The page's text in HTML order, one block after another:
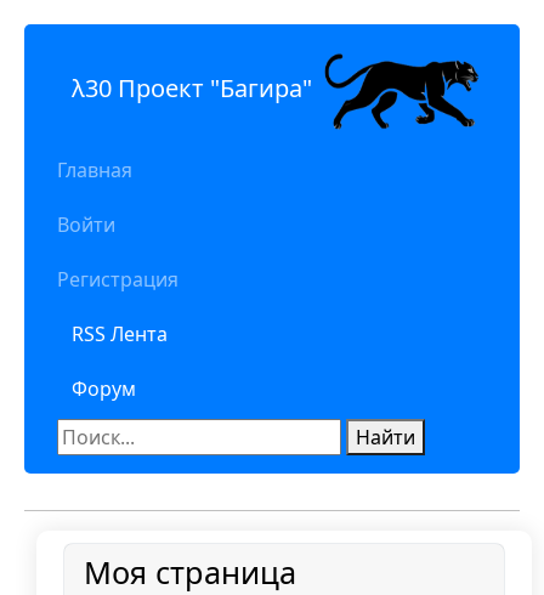
λ30 Проект "Багира"
Главная
Войти
Регистрация
RSS Лента
Форум
Найти
Моя страница